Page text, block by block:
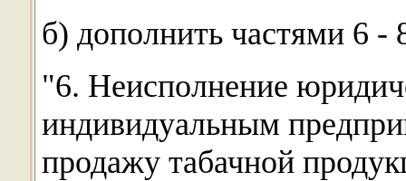
б) дополнить частями 6
"6. Неисполнение
индивидуальным
продажу табачной